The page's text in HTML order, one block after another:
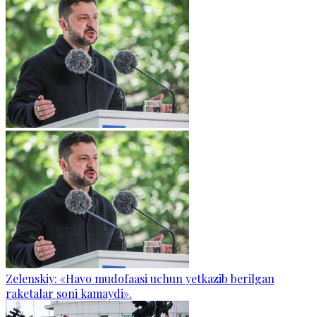
Zelenskiy: «Havo mudofaasi uchun yetkazib berilgan
raketalar soni kamaydi».